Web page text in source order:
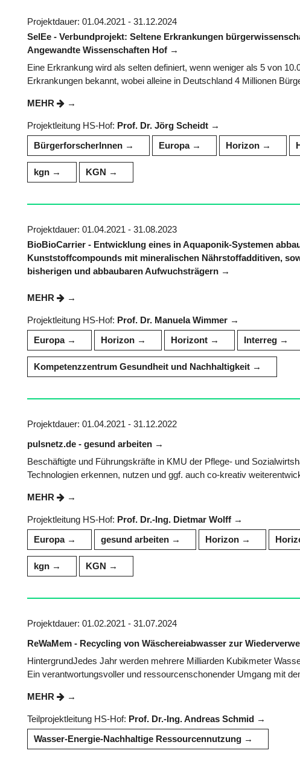
Projektdauer: 01.04.2021 - 31.12.2024
SelEe - Verbundprojekt: Seltene Erkrankungen
Angewandte Wissenschaften Hof
​Eine Erkrankung wird als selten definiert, wenn weniger als 5 von
Erkrankungen bekannt, wobei alleine in Deutschland 4 Millionen
MEHR
Projektleitung HS-Hof: Prof. Dr. Jörg Scheidt
BürgerforscherInnen
Europa Horizon
kgn KGN
Projektdauer: 01.04.2021 - 31.08.2023
BioBioCarrier - Entwicklung eines in Aquaponik-Systemen
Kunststoffcompounds mit mineralischen Nährstoffadditiven,
bisherigen und abbaubaren Aufwuchsträgern
MEHR
Projektleitung HS-Hof: Prof. Dr. Manuela Wimmer
Europa
Horizon Horizont Interreg
Kompetenzzentrum Gesundheit und Nachhaltigkeit
Projektdauer: 01.04.2021 - 31.12.2022
pulsnetz.de - gesund arbeiten
Beschäftigte und Führungskräfte in KMU der Pflege- und
Technologien erkennen, nutzen und ggf. auch co-kreativ
MEHR
Projektleitung HS-Hof: Prof. Dr.-Ing. Dietmar Wolff
Europa
gesund arbeiten Horizon
kgn KGN
Projektdauer: 01.02.2021 - 31.07.2024
ReWaMem - Recycling von Wäschereiabwasser zur
HintergrundJedes Jahr werden mehrere Milliarden Kubikmeter
Ein verantwortungsvoller und ressourcenschonender Umgang mit
MEHR
Teilprojektleitung HS-Hof: Prof. Dr.-Ing. Andreas Schmid
Wasser-Energie-Nachhaltige Ressourcennutzung